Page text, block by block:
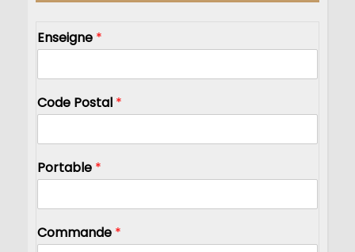
Enseigne *
Code Postal *
Portable *
Commande *